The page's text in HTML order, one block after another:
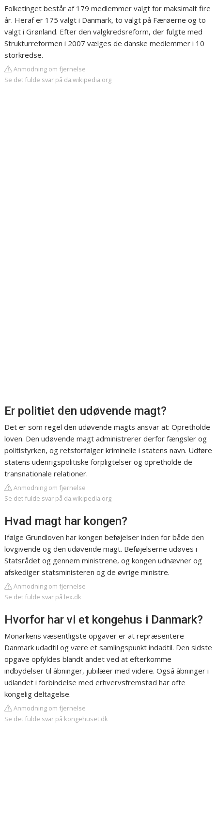
Folketinget består af 179 medlemmer valgt for maksimalt fire
år. Heraf er 175 valgt i Danmark, to valgt på Færøerne og to
valgt i Grønland. Efter den valgkredsreform, der fulgte med
Strukturreformen i 2007 vælges de danske medlemmer i 10
storkredse.
Anmodning om fjernelse
Se det fulde svar på da.wikipedia.org
Er politiet den udøvende magt?
Det er som regel den udøvende magts ansvar at: Opretholde
loven. Den udøvende magt administrerer derfor fængsler og
politistyrken, og retsforfølger kriminelle i statens navn. Udføre
statens udenrigspolitiske forpligtelser og opretholde de
transnationale relationer.
Anmodning om fjernelse
Se det fulde svar på da.wikipedia.org
Hvad magt har kongen?
Ifølge Grundloven har kongen beføjelser inden for både den
lovgivende og den udøvende magt. Beføjelserne udøves i
Statsrådet og gennem ministrene, og kongen udnævner og
afskediger statsministeren og de øvrige ministre.
Anmodning om fjernelse
Se det fulde svar på lex.dk
Hvorfor har vi et kongehus i Danmark?
Monarkens væsentligste opgaver er at repræsentere
Danmark udadtil og være et samlingspunkt indadtil. Den sidste
opgave opfyldes blandt andet ved at efterkomme
indbydelser til åbninger, jubilæer med videre. Også åbninger i
udlandet i forbindelse med erhvervsfremstød har ofte
kongelig deltagelse.
Anmodning om fjernelse
Se det fulde svar på kongehuset.dk